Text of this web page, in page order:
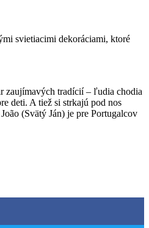
svietiacimi dekoráciami, ktoré
zaujímavých tradícií – ľudia chodia
deti. A tiež si strkajú pod nos
(Svätý Ján) je pre Portugalcov